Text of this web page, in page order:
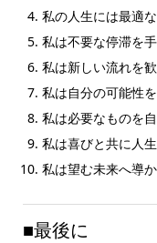
私の人生には最適
私は不要な停滞を
私は新しい流れを
私は自分の可能性
私は必要なものを
私は喜びと共に人
私は望む未来へ導
■最後に